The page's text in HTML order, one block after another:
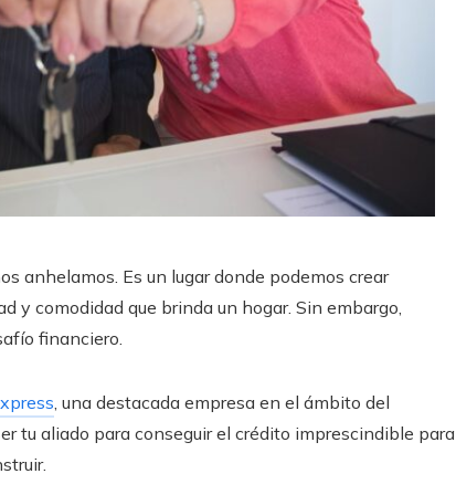
anhelamos. Es un lugar donde podemos crear
y comodidad que brinda un hogar. Sin embargo,
financiero.
, una destacada empresa en el ámbito del
tu aliado para conseguir el crédito imprescindible para